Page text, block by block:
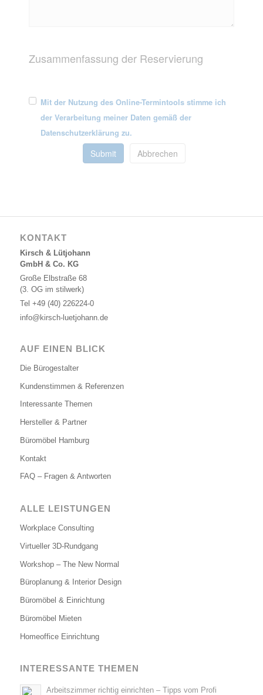
Zusammenfassung der Reservierung
Mit der Nutzung des Online-Termintools stimme ich
der Verarbeitung meiner Daten gemäß der
Datenschutzerklärung zu.
Submit Abbrechen
KONTAKT
Kirsch & Lütjohann
GmbH & Co. KG
Große Elbstraße 68
(3. OG im stilwerk)
Tel +49 (40) 226224-0
info@kirsch-luetjohann.de
AUF EINEN BLICK
Die Bürogestalter
Kundenstimmen & Referenzen
Interessante Themen
Hersteller & Partner
Büromöbel Hamburg
Kontakt
FAQ – Fragen & Antworten
ALLE LEISTUNGEN
Workplace Consulting
Virtueller 3D-Rundgang
Workshop – The New Normal
Büroplanung & Interior Design
Büromöbel & Einrichtung
Büromöbel Mieten
Homeoffice Einrichtung
INTERESSANTE THEMEN
Arbeitszimmer richtig einrichten – Tipps vom Profi